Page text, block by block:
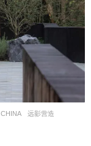
CHINA
远影营造